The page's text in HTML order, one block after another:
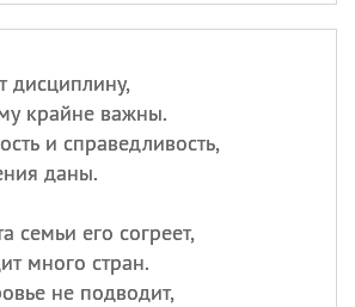
дисциплину,
крайне важны.
и справедливость,
даны.
семьи его согреет,
много стран.
не подводит,